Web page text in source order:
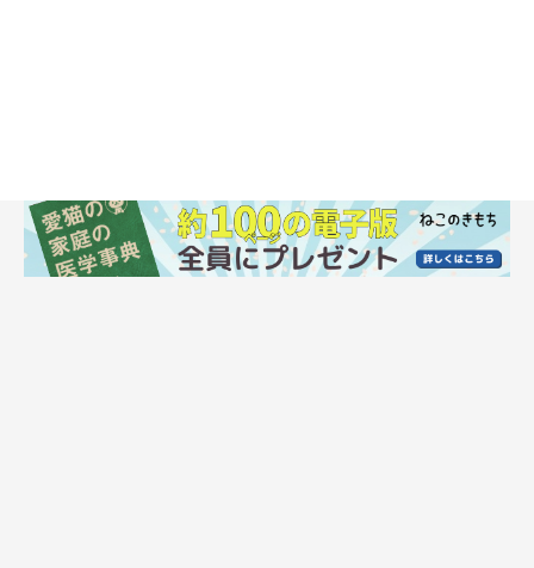
＠mitsutoraharu3
飼い主さん：